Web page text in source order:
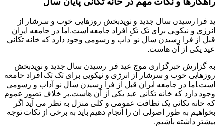
ید فرا رسیدن سال جدید و نویدبخش روزهایی خوب و سرشار از
انرژی و نیکویی برای تک تک افراد جامعه است.اما در جامعه ایران
قبل از فرا رسیدن سال نو آداب و رسومی وجود دارد که خانه تکانی
عید یکی از آن هاست.
به گزارش خبرگزاری موج عید فرا رسیدن سال جدید و نویدبخش
روزهایی خوب و سرشار از انرژی و نیکویی برای تک تک افراد جامعه
است.اما در جامعه ایران قبل از فرا رسیدن سال نو آداب و رسومی
وجود دارد که خانه تکانی عید یکی از آن هاست.بر خلاف تصور عموم
که خانه تکانی یک نظافت عمومی و کلی منزل به نظر می آید اگر
بخواهیم به طور اصولی آن را انجام دهیم باید به برخی از نکات توجه
بیشتر داشته باشیم.